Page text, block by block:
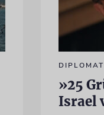
»25
Israel